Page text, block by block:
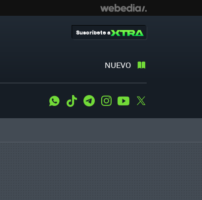
NUEVO
Suscríbete a
WhatsApp
Tiktok TelegramInstagramYoutube